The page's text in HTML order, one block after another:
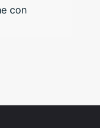
con